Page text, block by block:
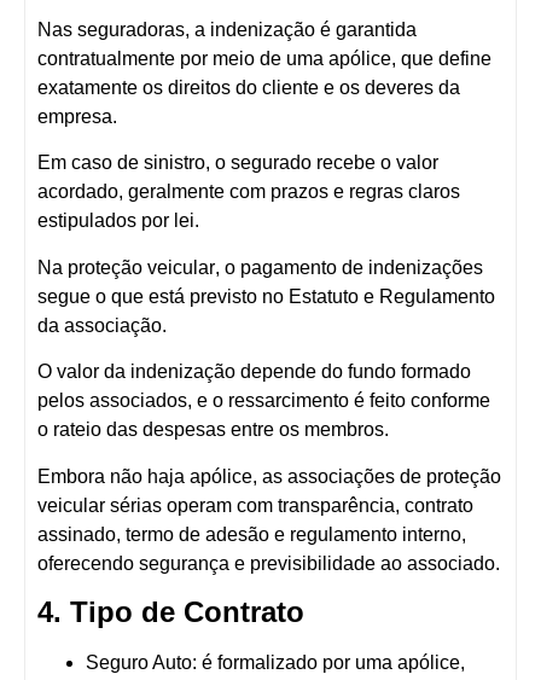
Nas seguradoras, a indenização é garantida
contratualmente por meio de uma apólice, que define
exatamente os direitos do cliente e os deveres da
empresa.
Em caso de sinistro, o segurado recebe o valor
acordado, geralmente com prazos e regras claros
estipulados por lei.
Na proteção veicular, o pagamento de indenizações
segue o que está previsto no Estatuto e Regulamento
da associação.
O valor da indenização depende do fundo formado
pelos associados, e o ressarcimento é feito conforme
o rateio das despesas entre os membros.
Embora não haja apólice, as associações de proteção
veicular sérias operam com transparência, contrato
assinado, termo de adesão e regulamento interno,
oferecendo segurança e previsibilidade ao associado.
4. Tipo de Contrato
Seguro Auto: é formalizado por uma apólice,